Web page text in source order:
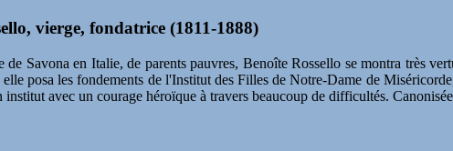
vierge, fondatrice (1811-1888)
Savona en Italie, de parents pauvres, Benoîte Rossello se montra très
posa les fondements de l'Institut des Filles de Notre-Dame de
institut avec un courage héroïque à travers beaucoup de difficultés.